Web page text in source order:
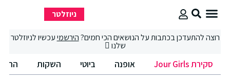
ניוזלטר
רוצה להתעדכן בכתבות על הנושאים הכי חמים?הירשמיעכשיו לניוזלטר
שלנו
סקירת Jour Girls אופנה ביוטי השקות